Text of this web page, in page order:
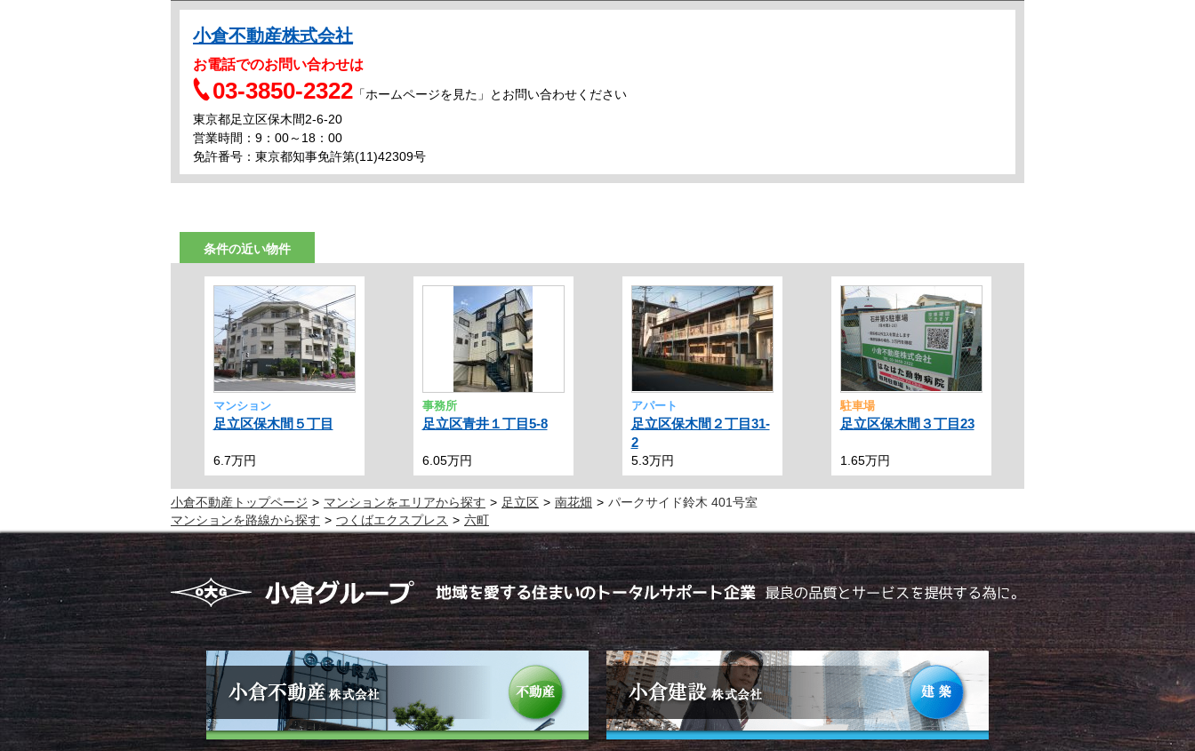
小倉不動産株式会社
お電話でのお問い合わせは
03-3850-2322 「ホームページを見た」とお問い合わせください
東京都足立区保木間2-6-20
営業時間：9：00～18：00
免許番号：東京都知事免許第(11)42309号
条件の近い物件
マンション
足立区保木間５丁目
6.7万円
事務所
足立区青井１丁目5-8
6.05万円
アパート
足立区保木間２丁目31-
2
5.3万円
駐車場
足立区保木間３丁目23
1.65万円
小倉不動産トップページ マンションをエリアから探す 足立区 南花畑
パークサイド鈴木 401号室
マンションを路線から探す
つくばエクスプレス 六町